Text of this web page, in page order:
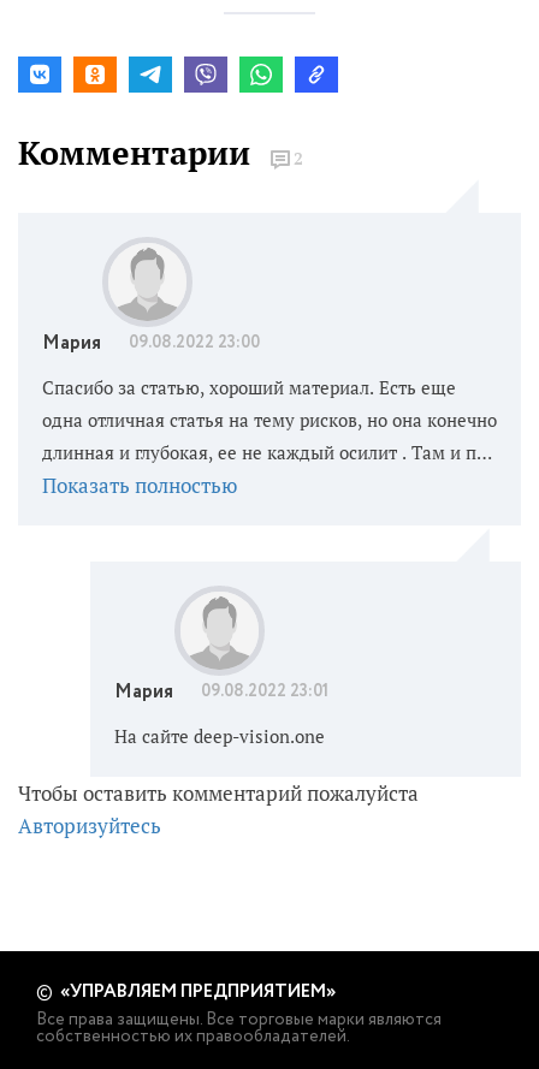
Комментарии 2
Мария
09.08.2022 23:00
Спасибо за статью, хороший материал. Есть еще
одна отличная статья на тему рисков, но она конечно
длинная и глубокая, ее не каждый осилит . Там и про
оценки угроз рисков, и примеры подходов к
Показать полностью
Мария
09.08.2022 23:01
На сайте deep-vision.one
Чтобы оставить комментарий пожалуйста
Авторизуйтесь
© «УПРАВЛЯЕМ ПРЕДПРИЯТИЕМ»
Все права защищены. Все торговые марки являются
собственностью их правообладателей.